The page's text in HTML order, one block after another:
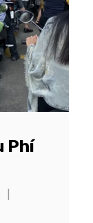
Phí